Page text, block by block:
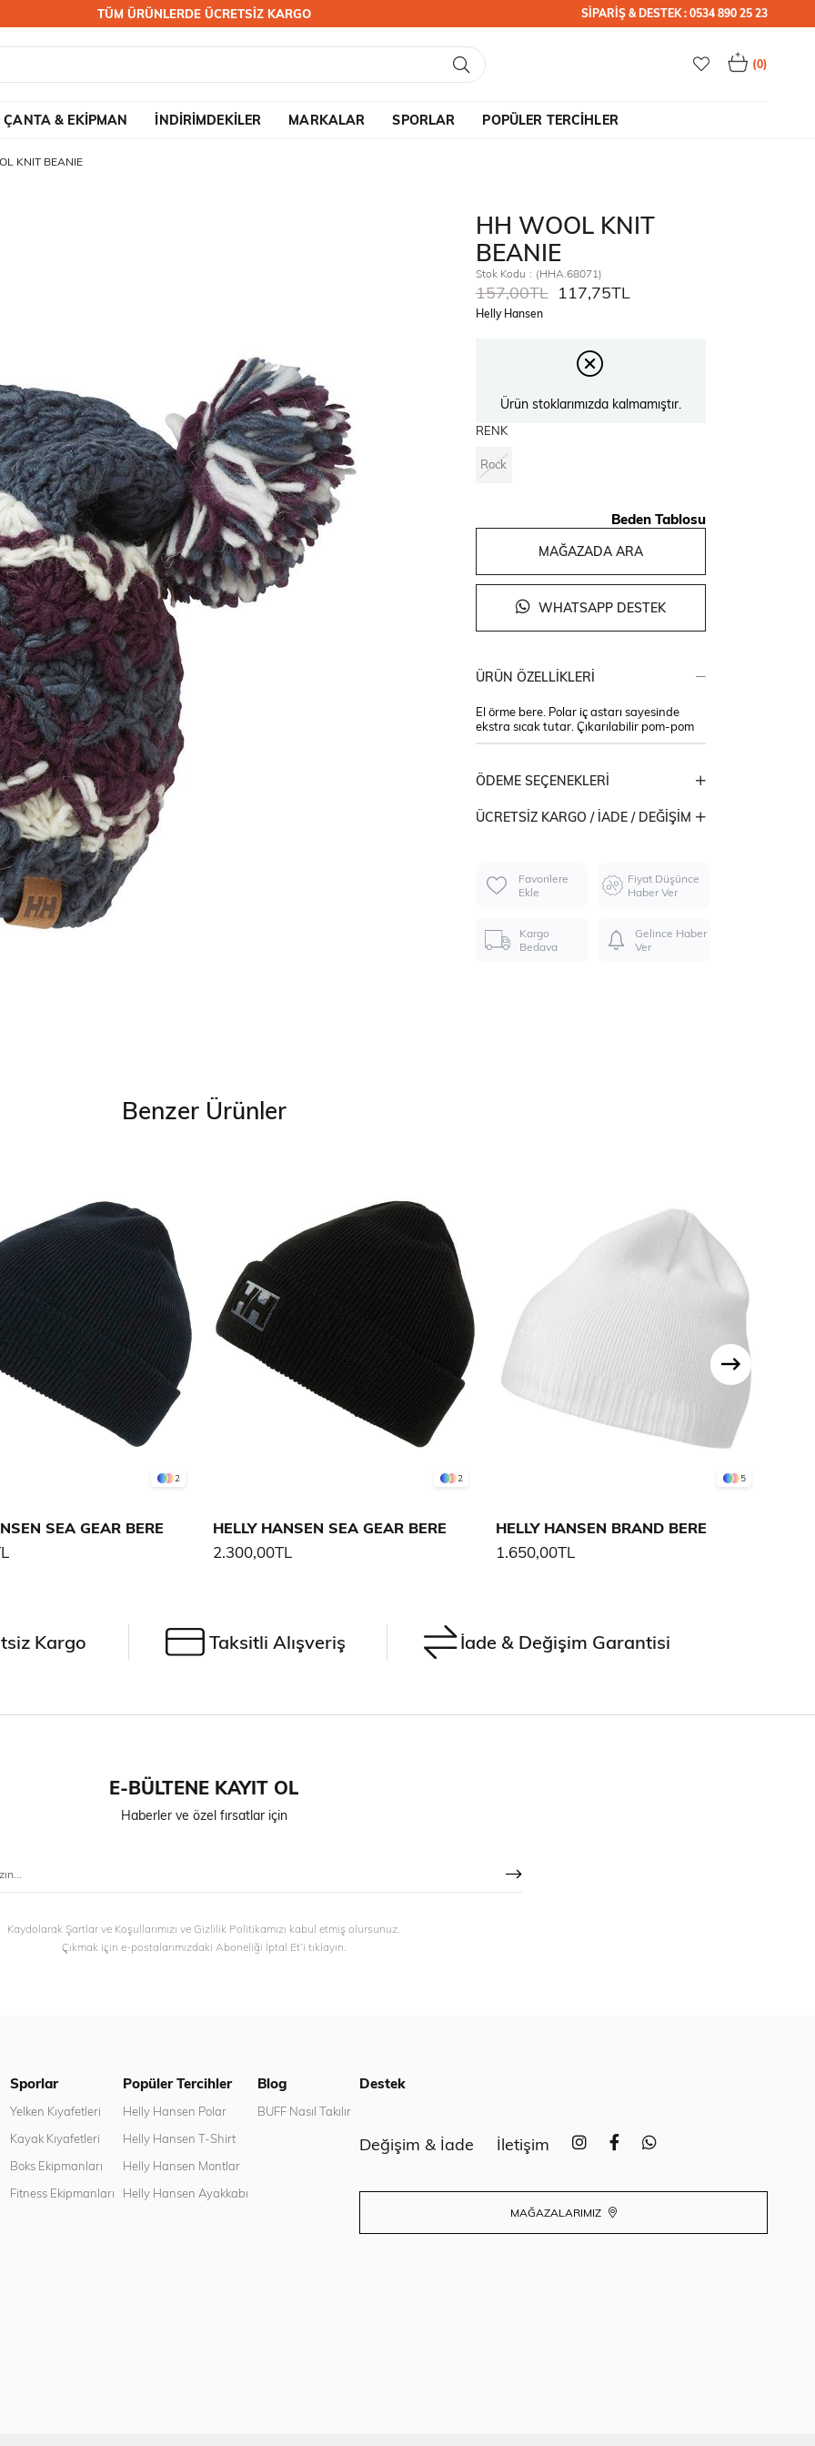
TÜM ÜRÜNLERDE ÜCRETSİZ KARGO SİPARİŞ & DESTEK : 0534 890 25 23
0
ÇANTA & EKİPMAN İNDİRİMDEKİLER MARKALAR SPORLAR POPÜLER TERCİHLER
KNIT BEANIE
HH WOOL KNIT
BEANIE
Stok Kodu (HHA.68071)
157,00TL 117,75TL
Helly Hansen
Ürün stoklarımızda kalmamıştır.
RENK
Rock
Beden Tablosu
MAĞAZADA ARA
WHATSAPP DESTEK
ÜRÜN ÖZELLIKLERI
El örme bere. Polar iç astarı sayesinde
ekstra sıcak tutar. Çıkarılabilir pom-pom
ÖDEME SEÇENEKLERI
ÜCRETSIZ KARGO / İADE / DEĞIŞIM
Favorilere
Ekle
Fiyat Düşünce
Haber Ver
Kargo
Bedava
Gelince Haber
Ver
Benzer Ürünler
2
SEA GEAR BERE
2
HELLY HANSEN SEA GEAR BERE
2.300,00TL
5
HELLY HANSEN BRAND BERE
1.650,00TL
Kargo Taksitli Alışveriş İade & Değişim Garantisi
E-BÜLTENE KAYIT OL
Haberler ve özel fırsatlar için
Kaydolarak Şartlar ve Koşullarımızı ve Gizlilik Politikamızı kabul etmiş olursunuz.
Çıkmak için e-postalarımızdaki Aboneliği İptal Et’i tıklayın.
Sporlar
Yelken Kıyafetleri
Kayak Kıyafetleri
Boks Ekipmanları
Fitness Ekipmanları
Popüler Tercihler
Helly Hansen Polar
Helly Hansen T-Shirt
Helly Hansen Montlar
Helly Hansen Ayakkabı
Blog
BUFF Nasıl Takılır
Destek
Değişim & İade İletişim
MAĞAZALARIMIZ